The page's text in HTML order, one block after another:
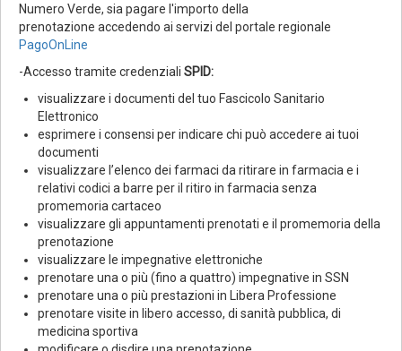
Numero Verde, sia pagare l'importo della
prenotazione accedendo ai servizi del portale regionale
PagoOnLine
-Accesso tramite credenziali SPID:
visualizzare i documenti del tuo Fascicolo Sanitario
Elettronico
esprimere i consensi per indicare chi può accedere ai tuoi
documenti
visualizzare l’elenco dei farmaci da ritirare in farmacia e i
relativi codici a barre per il ritiro in farmacia senza
promemoria cartaceo
visualizzare gli appuntamenti prenotati e il promemoria della
prenotazione
visualizzare le impegnative elettroniche
prenotare una o più (fino a quattro) impegnative in SSN
prenotare una o più prestazioni in Libera Professione
prenotare visite in libero accesso, di sanità pubblica, di
medicina sportiva